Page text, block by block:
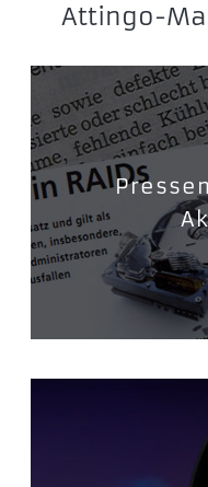
Attingo-